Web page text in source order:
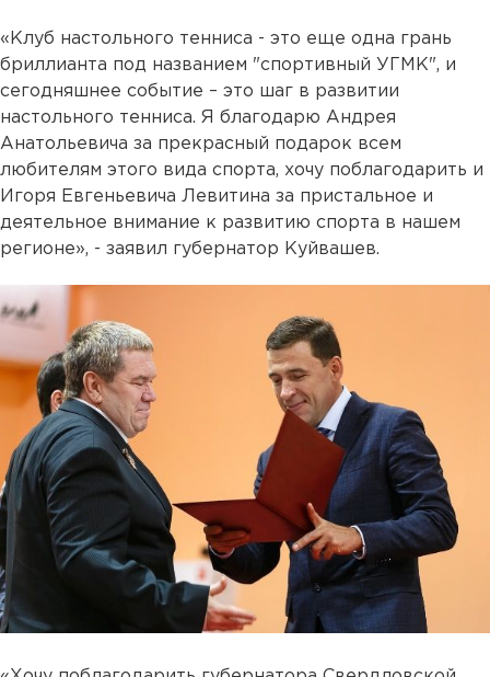
«Клуб настольного тенниса - это еще одна грань
бриллианта под названием "спортивный УГМК", и
сегодняшнее событие – это шаг в развитии
настольного тенниса. Я благодарю Андрея
Анатольевича за прекрасный подарок всем
любителям этого вида спорта, хочу поблагодарить и
Игоря Евгеньевича Левитина за пристальное и
деятельное внимание к развитию спорта в нашем
регионе», - заявил губернатор Куйвашев.